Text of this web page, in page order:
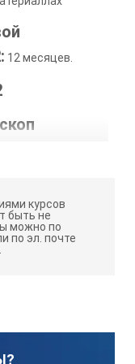
12 месяцев.
решетку
время, обычно
контроля.
и уникальный
курсов
быть не
можно по
по эл. почте